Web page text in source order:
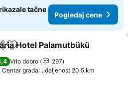
tačne
Pogledaj cene
Dodati u favorite
Hotel Palamutbükü
Vrlo dobro
297
Centar grada: udaljenost 20.5 km